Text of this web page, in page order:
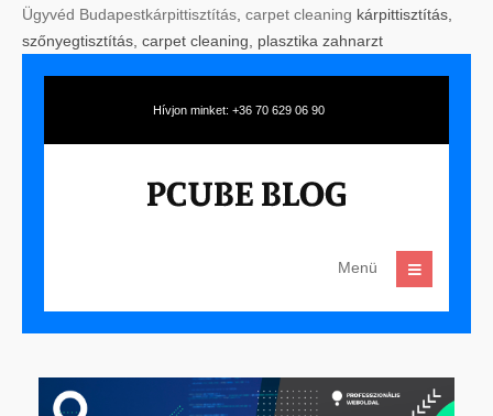
Ügyvéd Budapestkárpittisztítás carpet cleaning kárpittisztítás,
szőnyegtisztítás, carpet cleaning, plasztika zahnarzt
Hívjon minket: +36 70 629 06 90
Menü